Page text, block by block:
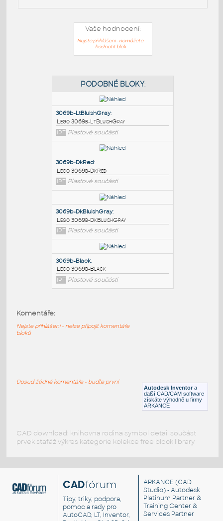
Vaše hodnocení:
Nejste přihlášeni - nemůžete
hodnotit blok
PODOBNÉ BLOKY
3069b-LtBluishGray
Lego 3069b-LtBluishGray
IPT Plastové součásti
3069b-DkRed:
Lego 3069b-DkRed
IPT Plastové součásti
Lego 3069b-DkBluishGray
Lego 3069b-Black
Autodesk Inventor a
další CAD/CAM software
získáte výhodně u firmy
ARKANCE
Komentáře:
Nejste přihlášeni - nelze připojit komentáře
bloků
Dosud žádné komentáře - buďte první
CAD download: knihovna rodina symbol detail součást
prvek stafáž výkres kategorie kolekce free block library
CADfórum
Tipy, triky, podpora,
pomoc a rady pro
AutoCAD, LT, Inventor,
ARKANCE (CAD
Studio) - Autodesk
Platinum Partner &
Training Center &
Services Partner